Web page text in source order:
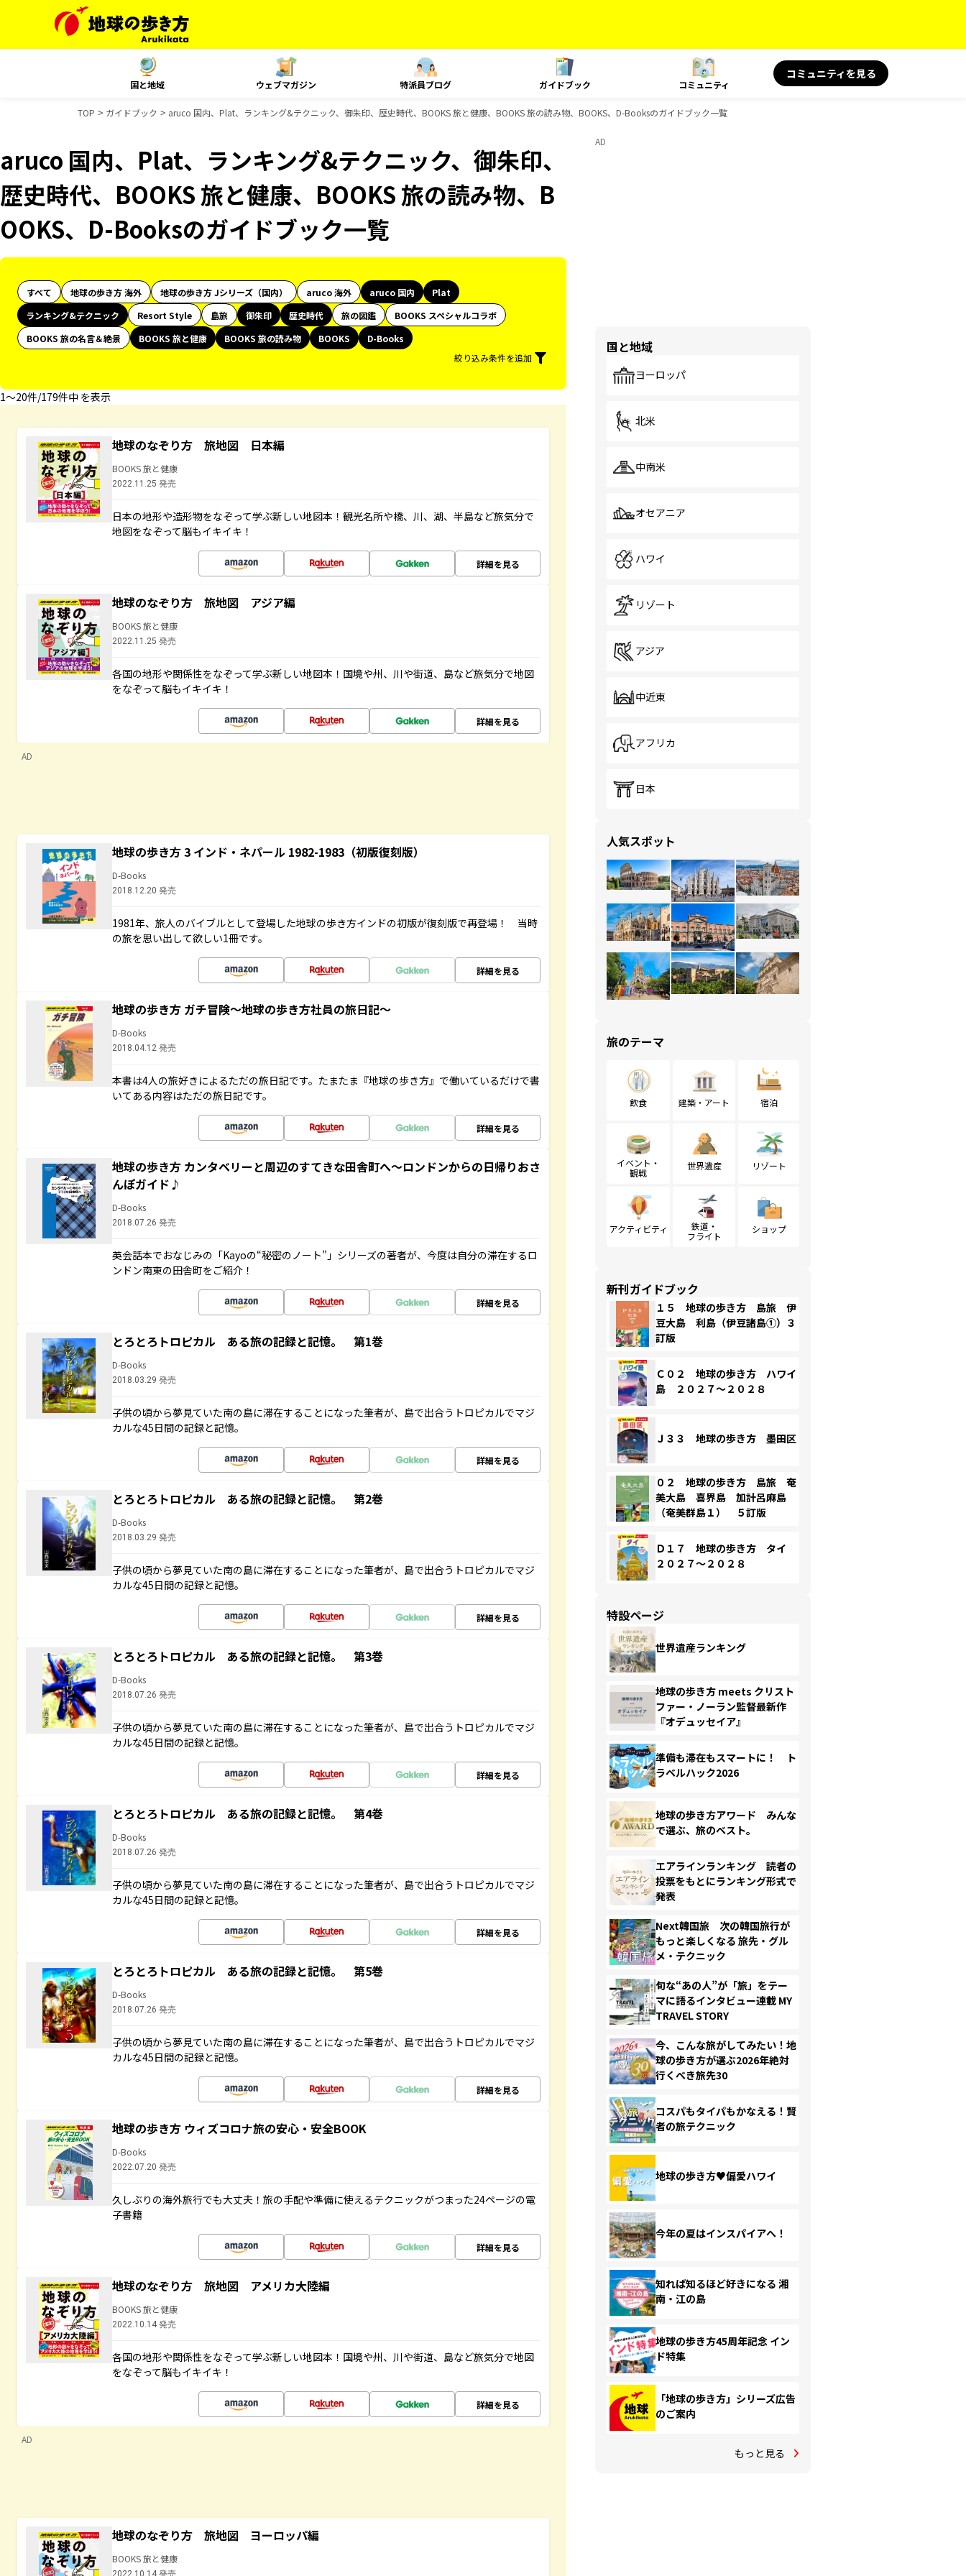
国と地域 ウェブマガジン 特派員ブログ ガイドブック コミュニティ
コミュニティを見る
TOP ガイドブック aruco 国内、Plat、ランキング&テクニック、御朱印、歴史時代、BOOKS 旅と健康、BOOKS 旅の読み物、BOOKS、D-Booksのガイドブック一覧
aruco 国内、Plat、ランキング&テクニック、御朱印、
歴史時代、BOOKS 旅と健康、BOOKS 旅の読み物、B
OOKS、D-Booksのガイドブック一覧
すべて 地球の歩き方 海外 地球の歩き方 Jシリーズ（国内） aruco 海外 aruco 国内
Plat
ランキング&テクニック
Resort Style 島旅 御朱印 歴史時代 旅の図鑑
BOOKS スペシャルコラボ
BOOKS 旅の名言＆絶景
BOOKS 旅と健康 BOOKS 旅の読み物 BOOKS
D-Books
絞り込み条件を追加
1〜20件/179件中 を表示
地球のなぞり方 旅地図 日本編
BOOKS 旅と健康
2022.11.25 発売
日本の地形や造形物をなぞって学ぶ新しい地図本！観光名所や橋、川、湖、半島など旅気分で
地図をなぞって脳もイキイキ！
詳細を見る
地球のなぞり方 旅地図 アジア編
BOOKS 旅と健康
2022.11.25 発売
各国の地形や関係性をなぞって学ぶ新しい地図本！国境や州、川や街道、島など旅気分で地図
をなぞって脳もイキイキ！
詳細を見る
AD
地球の歩き方 3 インド・ネパール 1982-1983（初版復刻版）
D-Books
2018.12.20 発売
1981年、旅人のバイブルとして登場した地球の歩き方インドの初版が復刻版で再登場！ 当時
の旅を思い出して欲しい1冊です。
詳細を見る
地球の歩き方 ガチ冒険～地球の歩き方社員の旅日記～
D-Books
2018.04.12 発売
本書は4人の旅好きによるただの旅日記です。たまたま『地球の歩き方』で働いているだけで書
いてある内容はただの旅日記です。
詳細を見る
地球の歩き方 カンタベリーと周辺のすてきな田舎町へ～ロンドンからの日帰りおさ
んぽガイド♪
D-Books
2018.07.26 発売
英会話本でおなじみの「Kayoの“秘密のノート”」シリーズの著者が、今度は自分の滞在するロ
ンドン南東の田舎町をご紹介！
詳細を見る
とろとろトロピカル ある旅の記録と記憶。 第1巻
D-Books
2018.03.29 発売
子供の頃から夢見ていた南の島に滞在することになった筆者が、島で出合うトロピカルでマジ
カルな45日間の記録と記憶。
詳細を見る
とろとろトロピカル ある旅の記録と記憶。 第2巻
D-Books
2018.03.29 発売
子供の頃から夢見ていた南の島に滞在することになった筆者が、島で出合うトロピカルでマジ
カルな45日間の記録と記憶。
詳細を見る
とろとろトロピカル ある旅の記録と記憶。 第3巻
D-Books
2018.07.26 発売
子供の頃から夢見ていた南の島に滞在することになった筆者が、島で出合うトロピカルでマジ
カルな45日間の記録と記憶。
詳細を見る
とろとろトロピカル ある旅の記録と記憶。 第4巻
D-Books
2018.07.26 発売
子供の頃から夢見ていた南の島に滞在することになった筆者が、島で出合うトロピカルでマジ
カルな45日間の記録と記憶。
詳細を見る
とろとろトロピカル ある旅の記録と記憶。 第5巻
D-Books
2018.07.26 発売
子供の頃から夢見ていた南の島に滞在することになった筆者が、島で出合うトロピカルでマジ
カルな45日間の記録と記憶。
詳細を見る
地球の歩き方 ウィズコロナ旅の安心・安全BOOK
D-Books
2022.07.20 発売
久しぶりの海外旅行でも大丈夫！旅の手配や準備に使えるテクニックがつまった24ページの電
子書籍
詳細を見る
地球のなぞり方 旅地図 アメリカ大陸編
BOOKS 旅と健康
2022.10.14 発売
各国の地形や関係性をなぞって学ぶ新しい地図本！国境や州、川や街道、島など旅気分で地図
をなぞって脳もイキイキ！
詳細を見る
AD
地球のなぞり方 旅地図 ヨーロッパ編
BOOKS 旅と健康
2022.10.14 発売
AD
国と地域
ヨーロッパ
北米
中南米
オセアニア
ハワイ
リゾート
アジア
中近東
アフリカ
日本
人気スポット
旅のテーマ
飲食 建築・アート 宿泊
イベント・
観戦
世界遺産 リゾート
アクティビティ
鉄道・
フライト
ショップ
新刊ガイドブック
１５ 地球の歩き方 島旅 伊
豆大島 利島（伊豆諸島①）３
訂版
Ｃ０２ 地球の歩き方 ハワイ
島 ２０２７～２０２８
Ｊ３３ 地球の歩き方 墨田区
０２ 地球の歩き方 島旅 奄
美大島 喜界島 加計呂麻島
（奄美群島１） ５訂版
Ｄ１７ 地球の歩き方 タイ
２０２７～２０２８
特設ページ
世界遺産ランキング
地球の歩き方 meets クリスト
ファー・ノーラン監督最新作
『オデュッセイア』
準備も滞在もスマートに！ ト
ラベルハック2026
地球の歩き方アワード みんな
で選ぶ、旅のベスト。
エアラインランキング 読者の
投票をもとにランキング形式で
発表
Next韓国旅 次の韓国旅行が
もっと楽しくなる 旅先・グル
メ・テクニック
旬な“あの人”が「旅」をテー
マに語るインタビュー連載 MY
TRAVEL STORY
今、こんな旅がしてみたい！地
球の歩き方が選ぶ2026年絶対
行くべき旅先30
コスパもタイパもかなえる！賢
者の旅テクニック
地球の歩き方♥偏愛ハワイ
今年の夏はインスパイアへ！
知れば知るほど好きになる 湘
南・江の島
地球の歩き方45周年記念 イン
ド特集
「地球の歩き方」シリーズ広告
のご案内
もっと見る